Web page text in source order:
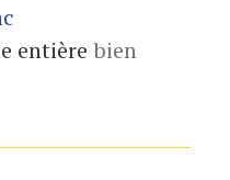
entière bien